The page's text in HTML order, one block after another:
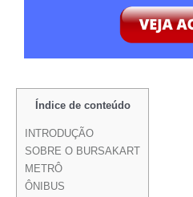
Índice de conteúdo
INTRODUÇÃO
SOBRE O BURSAKART
METRÔ
ÔNIBUS